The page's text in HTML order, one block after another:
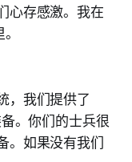
心存感激。我在
，我们提供了
。你们的士兵很
。如果没有我们